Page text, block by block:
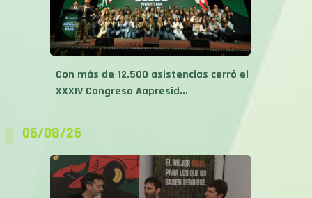
Con más de 12.500 asistencias cerró el
XXXIV Congreso Aapresid...
06/08/26